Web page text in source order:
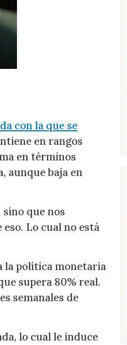
con la que se
en rangos
en términos
aunque baja en
que nos
Lo cual no está
la política monetaria
supera 80% real.
semanales de
lo cual le induce